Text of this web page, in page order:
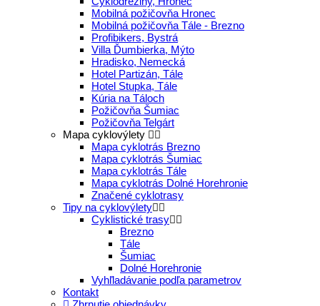
Mobilná požičovňa Hronec
Mobilná požičovňa Tále - Brezno
Profibikers, Bystrá
Villa Ďumbierka, Mýto
Hradisko, Nemecká
Hotel Partizán, Tále
Hotel Stupka, Tále
Kúria na Táloch
Požičovňa Šumiac
Požičovňa Telgárt
Mapa cyklovýlety
Mapa cyklotrás Brezno
Mapa cyklotrás Šumiac
Mapa cyklotrás Tále
Mapa cyklotrás Dolné Horehronie
Značené cyklotrasy
Tipy na cyklovýlety
Cyklistické trasy
Brezno
Tále
Šumiac
Dolné Horehronie
Vyhľladávanie podľa parametrov
Kontakt